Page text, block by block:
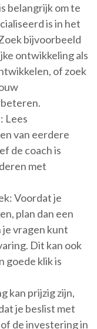
belangrijk om te
is in het
bijvoorbeeld
ontwikkeling als
of zoek
Lees
van eerdere
de coach is
met
Voordat je
plan dan een
vragen kunt
Dit kan ook
goede klik is
kan prijzig zijn,
je beslist met
de investering in